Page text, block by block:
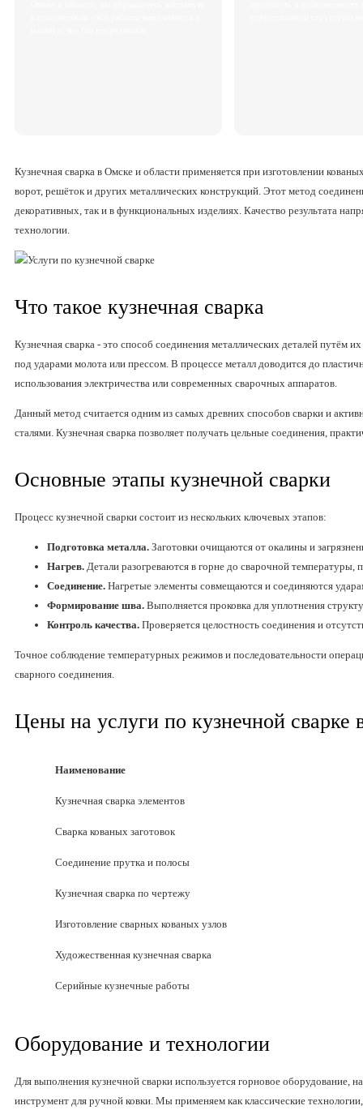
Кузнечная сварка в Омске и области применяется при изготовлении
ворот, решёток и других металлических конструкций. Этот метод
декоративных, так и в функциональных изделиях. Качество результата
технологии.
Что такое кузнечная сварка
Кузнечная сварка - это способ соединения металлических деталей путём
под ударами молота или прессом. В процессе металл доводится до
использования электричества или современных сварочных аппаратов.
Данный метод считается одним из самых древних способов сварки и
сталями. Кузнечная сварка позволяет получать цельные соединения,
Основные этапы кузнечной сварки
Процесс кузнечной сварки состоит из нескольких ключевых этапов:
Подготовка металла. Заготовки очищаются от окалины и
Нагрев. Детали разогреваются в горне до сварочной температуры,
Соединение. Нагретые элементы совмещаются и соединяются
Формирование шва. Выполняется проковка для уплотнения
Контроль качества. Проверяется целостность соединения и
Точное соблюдение температурных режимов и последовательности
сварного соединения.
Цены на услуги по кузнечной сварке
Наименование
Кузнечная сварка элементов
Сварка кованых заготовок
Соединение прутка и полосы
Кузнечная сварка по чертежу
Изготовление сварных кованых узлов
Художественная кузнечная сварка
Серийные кузнечные работы
Оборудование и технологии
Для выполнения кузнечной сварки используется горновое оборудование,
инструмент для ручной ковки. Мы применяем как классические